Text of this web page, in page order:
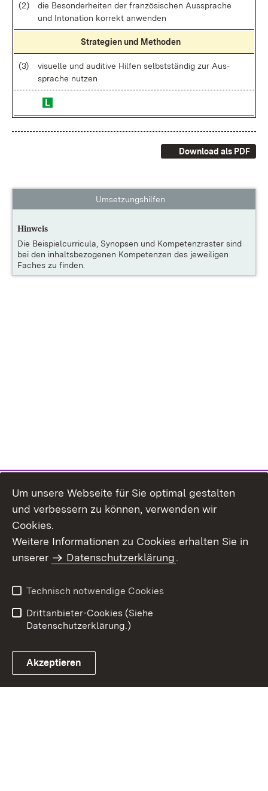
(2)
die Be­son­der­hei­ten der fran­zö­si­schen Aus­spra­che
und In­to­na­ti­on kor­rekt an­wen­den
Stra­te­gi­en und Me­tho­den
(3)
vi­su­el­le und au­di­tive Hil­fen selbst­stän­dig zur Aus­
spra­che nut­zen
Download als PDF
Umsetzungshilfen
Hinweis
Die Beispielcurricula, Synopsen und Kompetenzraster sind
bei den inhaltsbezogenen Kompetenzen des jeweiligen
Faches zu finden.
Um unsere Webseite für Sie optimal gestalten
und verbessern zu können, verwenden wir
Cookies.
Weitere Informationen zu Cookies erhalten Sie in
unserer
Datenschutzerklärung.
Technisch notwendige Cookies
Drittanbieter-Cookies (Siehe
Datenschutzerklärung.)
Akzeptieren